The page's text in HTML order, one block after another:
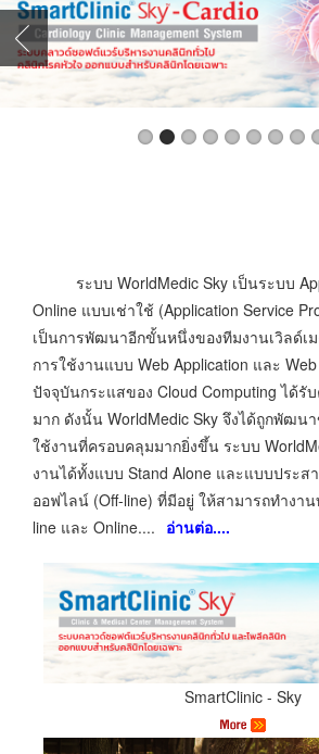
ระบบ WorldMedic Sky เป็นระบบ
Online แบบเช่าใช้ (Application Service
เป็นการพัฒนาอีกขั้นหนึ่งของทีมงานเวิลด์เ
การใช้งานแบบ Web Application และ
ปัจจุบันกระแสของ Cloud Computingได้รั
มาก ดังนั้น WorldMedic Sky จึงได้ถูกพัฒนา
ใช้งานที่ครอบคลุมมากยิ่งขึ้น ระบบ
งานได้ทั้งแบบ Stand Alone และแบบประส
ออฟไลน์ (Off-line) ที่มีอยู่ ให้สามารถทำงา
line และ Online.... อ่านต่อ....
SmartClinic - Sky